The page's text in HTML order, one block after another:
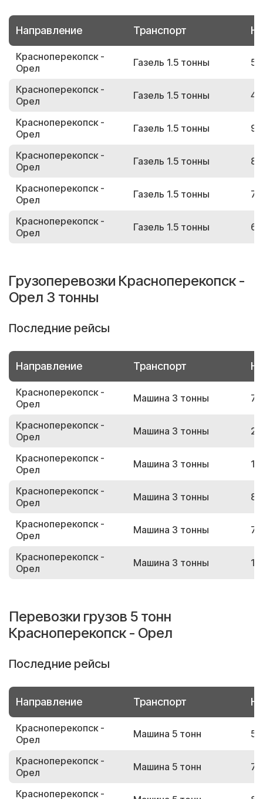
Направление Транспорт
Красноперекопск -
Орел
Газель 1.5 тонны
Красноперекопск -
Орел
Газель 1.5 тонны
Красноперекопск -
Орел
Газель 1.5 тонны
Красноперекопск -
Орел
Газель 1.5 тонны
Красноперекопск -
Орел
Газель 1.5 тонны
Красноперекопск -
Орел
Газель 1.5 тонны
Грузоперевозки Красноперекопск -
Орел 3 тонны
Последние рейсы
Направление Транспорт
Красноперекопск -
Орел
Машина 3 тонны
Красноперекопск -
Орел
Машина 3 тонны
Красноперекопск -
Орел
Машина 3 тонны
Красноперекопск -
Орел
Машина 3 тонны
Красноперекопск -
Орел
Машина 3 тонны
Красноперекопск -
Орел
Машина 3 тонны
Перевозки грузов 5 тонн
Красноперекопск - Орел
Последние рейсы
Направление Транспорт
Красноперекопск -
Орел
Машина 5 тонн
Красноперекопск -
Орел
Машина 5 тонн
Красноперекопск -